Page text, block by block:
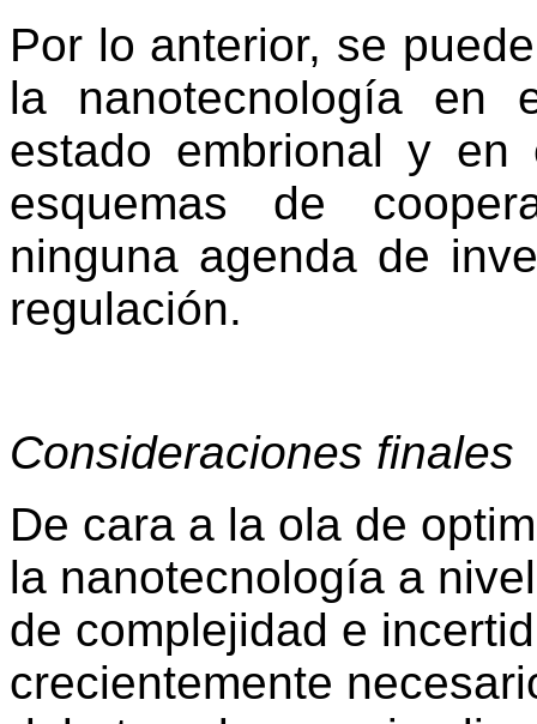
Por lo anterior, se
la nanotecnología en
estado embrional y
esquemas de
ninguna agenda de
regulación.
Consideraciones finales
De cara a la ola de
la nanotecnología a
de complejidad e
crecientemente